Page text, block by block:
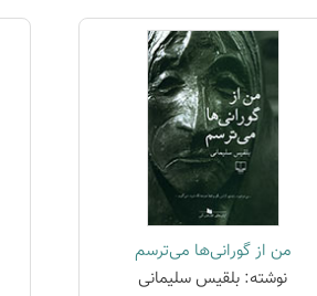
من از گورانی‌ها می‌ترسم
نوشته: بلقیس سلیمانی